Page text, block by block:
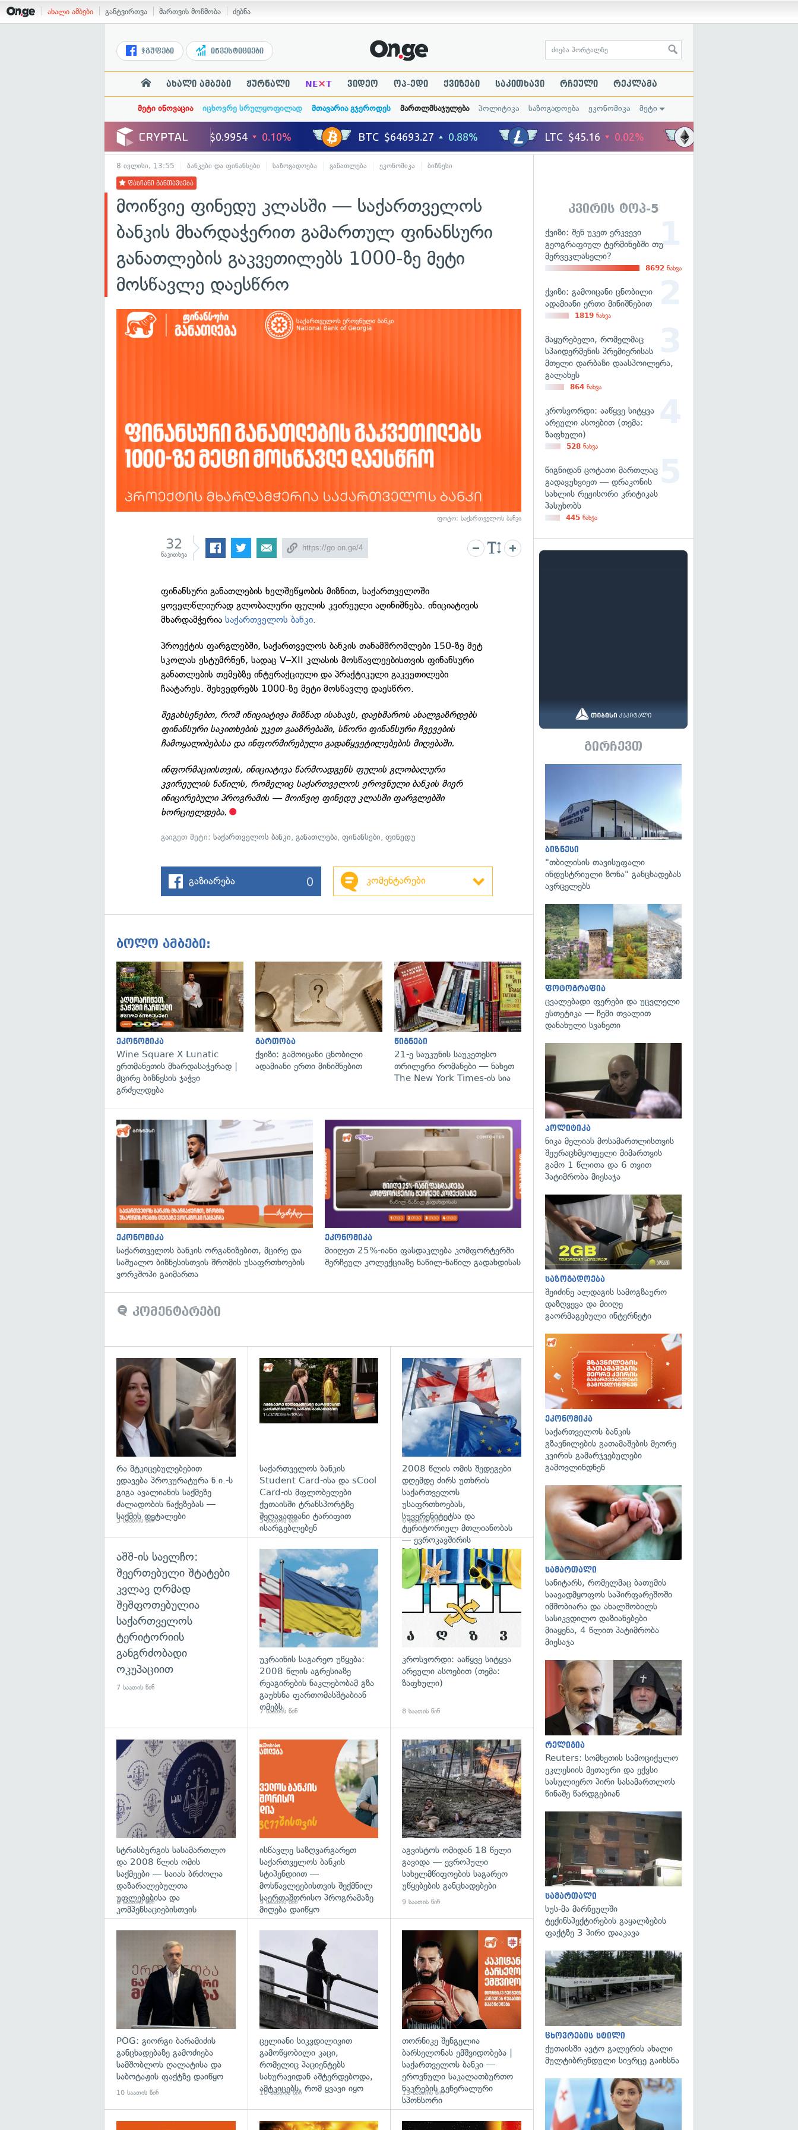
ახალი ამბები განტვირთვა მართვის მოწმობა ძებნა
ჯგუფები ინვესტიციები
ახალი ამბები ჟურნალი NE×T ვიდეო ოპ-ედი ქვიზები საკითხავი რჩეული რეკლამა
მეტი ინოვაცია იცხოვრე სრულყოფილად მთავარია გჯეროდეს მართლმსაჯულება პოლიტიკა საზოგადოება ეკონომიკა მეტი
8 ივლისი, 13:55 ბანკები და ფინანსები საზოგადოება განათლება ეკონომიკა ბიზნესი
ფასიანი განთავსება
მოიწვიე ფინედუ კლასში — საქართველოს
ბანკის მხარდაჭერით გამართულ ფინანსური
განათლების გაკვეთილებს 1000-ზე მეტი
მოსწავლე დაესწრო
ფოტო: საქართველოს ბანკი
32
წაკითხვა
ფინანსური განათლების ხელშეწყობის მიზნით, საქართველოში
ყოველწლიურად გლობალური ფულის კვირეული აღინიშნება. ინიციატივის
მხარდამჭერია საქართველოს ბანკი.
პროექტის ფარგლებში, საქართველოს ბანკის თანამშრომლები 150-ზე მეტ
სკოლას ესტუმრნენ, სადაც V–XII კლასის მოსწავლეებისთვის ფინანსური
განათლების თემებზე ინტერაქციული და პრაქტიკული გაკვეთილები
ჩაატარეს. შეხვედრებს 1000-ზე მეტი მოსწავლე დაესწრო.
შეგახსენებთ, რომ ინიციატივა მიზნად ისახავს, დაეხმაროს ახალგაზრდებს
ფინანსური საკითხების უკეთ გააზრებაში, სწორი ფინანსური ჩვევების
ჩამოყალიბებასა და ინფორმირებული გადაწყვეტილებების მიღებაში.
ინფორმაციისთვის, ინიციატივა წარმოადგენს ფულის გლობალური
კვირეულის ნაწილს, რომელიც საქართველოს ეროვნული ბანკის მიერ
ინიცირებული პროგრამის — მოიწვიე ფინედუ კლასში ფარგლებში
ხორციელდება.
გაიგეთ მეტი:საქართველოს ბანკი,განათლება,ფინანსები,ფინედუ
გაზიარება 0 კომენტარები
ბოლო ამბები:
ეკონომიკა
Wine Square X Lunatic
ერთმანეთის მხარდასაჭერად |
მცირე ბიზნესის ჯაჭვი
გრძელდება
გართობა
ქვიზი: გამოიცანი ცნობილი
ადამიანი ერთი მინიშნებით
გადახედვა
წიგნები
21-ე საუკუნის საუკეთესო
თრილერი რომანები — ნახეთ
The New York Times-ის სია
ეკონომიკა
საქართველოს ბანკის ორგანიზებით, მცირე და
საშუალო ბიზნესისთვის შრომის უსაფრთხოების
ვორკშოპი გაიმართა
ეკონომიკა
მიიღეთ 25%-იანი ფასდაკლება კომფორტერში
შერჩეულ კოლექციაზე ნაწილ-ნაწილ გადახდისას
კომენტარები
გადახედვა
რა მტკიცებულებებით
ედავება პროკურატურა ნ.ი.-ს
გიგა ავალიანის საქმეზე
ძალადობის წაქეზებას —
საქმის დეტალები
3 საათის წინ
საქართველოს ბანკის
Student Card-ისა და sCool
Card-ის მფლობელები
ქუთაისში ტრანსპორტზე
შეღავათიანი ტარიფით
ისარგებლებენ
5 საათის წინ
გადახედვა
2008 წლის ომის შედეგები
დღემდე ძირს უთხრის
საქართველოს
უსაფრთხოებას,
სუვერენიტეტსა და
ტერიტორიულ მთლიანობას
— ევროკავშირის
პრესპიკერის განცხადება
6 საათის წინ
აშშ-ის საელჩო:
შეერთებული შტატები
კვლავ ღრმად
შეშფოთებულია
საქართველოს
ტერიტორიის
განგრძობადი
ოკუპაციით
7 საათის წინ
გადახედვა
უკრაინის საგარეო უწყება:
2008 წლის აგრესიაზე
რეაგირების ნაკლებობამ გზა
გაუხსნა ფართომასშტაბიან
ომებს
7 საათის წინ
გადახედვა
კროსვორდი: ააწყვე სიტყვა
არეული ასოებით (თემა:
ზაფხული)
8 საათის წინ
გადახედვა
სტრასბურგის სასამართლო
და 2008 წლის ომის
საქმეები — საიას ბრძოლა
დაზარალებულთა
უფლებებისა და
კომპენსაციებისთვის
8 საათის წინ
ისწავლე საზღვარგარეთ
საქართველოს ბანკის
სტიპენდიით —
მოსწავლეებისთვის შექმნილ
საერთაშორისო პროგრამაზე
მიღება დაიწყო
9 საათის წინ
აგვისტოს ომიდან 18 წელი
გავიდა — ევროპული
სახელმწიფოების საგარეო
უწყებების განცხადებები
9 საათის წინ
POG: გიორგი ბარამიძის
განცხადებაზე გამოძიება
სამშობლოს ღალატისა და
საბოტაჟის ფაქტზე დაიწყო
10 საათის წინ
გადახედვა
ცელიანი სიკვდილივით
გამოწყობილი კაცი,
რომელიც პაციენტებს
სახურავიდან აშტერდებოდა,
ამტკიცებს, რომ ყვავი იყო
10 საათის წინ
თორნიკე შენგელია
ბარსელონას ემშვიდობება |
საქართველოს ბანკი —
ეროვნული საკალათბურთო
ნაკრების გენერალური
სპონსორი
13 საათის წინ
კვირის ტოპ-5
ქვიზი: შენ უკეთ ერკვევი
გეოგრაფიულ ტერმინებში თუ
მერვეკლასელი?
8692 ნახვა
ქვიზი: გამოიცანი ცნობილი
ადამიანი ერთი მინიშნებით
1819 ნახვა
მაყურებელი, რომელმაც
სპაიდერმენის პრემიერისას
მთელი დარბაზი დაასპოილერა,
გალახეს
864 ნახვა
კროსვორდი: ააწყვე სიტყვა
არეული ასოებით (თემა:
ზაფხული)
528 ნახვა
წიგნიდან ცოტათი მართლაც
გადავუხვიეთ — დრაკონის
სახლის რეჟისორი კრიტიკას
პასუხობს
445 ნახვა
გირჩევთ
ბიზნესი
"თბილისის თავისუფალი
ინდუსტრიული ზონა" განცხადებას
ავრცელებს
ფოტოგრაფია
ცვალებადი ფერები და უცვლელი
ესთეტიკა — ჩემი თვალით
დანახული სვანეთი
პოლიტიკა
ნიკა მელიას მოსამართლისთვის
შეურაცხმყოფელი მიმართვის
გამო 1 წლითა და 6 თვით
პატიმრობა მიესაჯა
საზოგადოება
შეიძინე ალდაგის სამოგზაურო
დაზღვევა და მიიღე
გაორმაგებული ინტერნეტი
ეკონომიკა
საქართველოს ბანკის
გზავნილების გათამაშების მეორე
კვირის გამარჯვებულები
გამოვლინდნენ
სამართალი
სანიტარს, რომელმაც ბათუმის
საავადმყოფოს საპირფარეშოში
იმშობიარა და ახალშობილს
სასიკვდილო დაზიანებები
მიაყენა, 4 წლით პატიმრობა
მიესაჯა
რელიგია
Reuters: სომხეთის სამოციქულო
ეკლესიის მეთაური და ექვსი
სასულიერო პირი სასამართლოს
წინაშე წარდგებიან
სამართალი
სუს-მა მარნეულში
ტექინსპექტირების გაყალბების
ფაქტზე 3 პირი დააკავა
ცხოვრების სტილი
ქუთაისში ავტო გალერის ახალი
მულტიბრენდული სივრცე გაიხსნა